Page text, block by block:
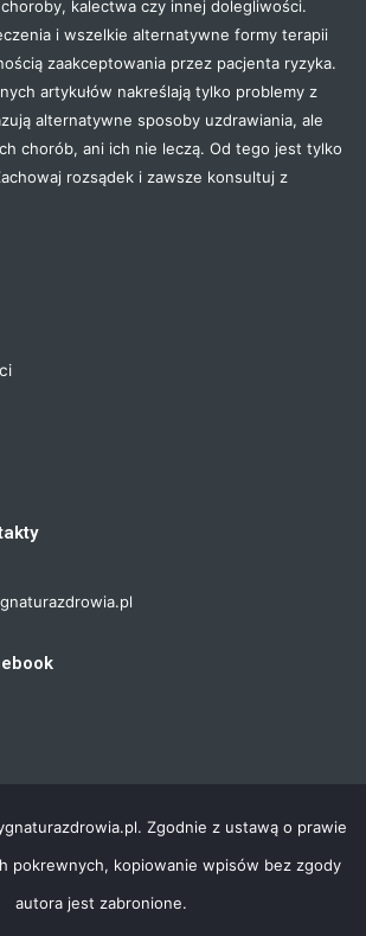
kalectwa czy innej dolegliwości.
i wszelkie alternatywne formy terapii
zaakceptowania przez pacjenta ryzyka.
artykułów nakreślają tylko problemy z
alternatywne sposoby uzdrawiania, ale
chorób, ani ich nie leczą. Od tego jest tylko
rozsądek i zawsze konsultuj z
Zgodnie z ustawą o prawie
pokrewnych, kopiowanie wpisów bez zgody
autora jest zabronione.